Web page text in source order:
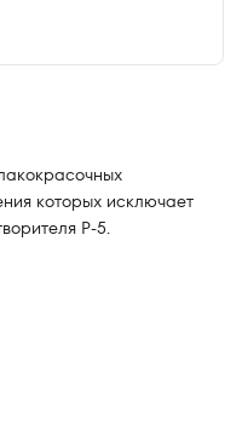
которых исключает
Р-5.